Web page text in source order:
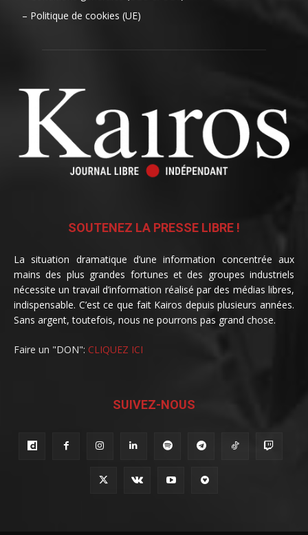
– Politique de cookies (UE)
SOUTENEZ LA PRESSE LIBRE !
La situation dramatique d’une information concentrée aux
mains des plus grandes fortunes et des groupes industriels
nécessite un travail d’information réalisé par des médias libres,
indispensable. C’est ce que fait Kairos depuis plusieurs années.
Sans argent, toutefois, nous ne pourrons pas grand chose.
Faire un "DON": CLIQUEZ ICI
SUIVEZ-NOUS